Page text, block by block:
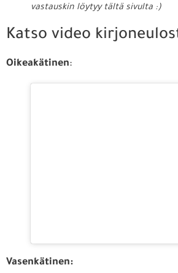
vastauskin löytyy tältä sivulta :)
Katso video
Oikeakätinen:
Vasenkätinen: